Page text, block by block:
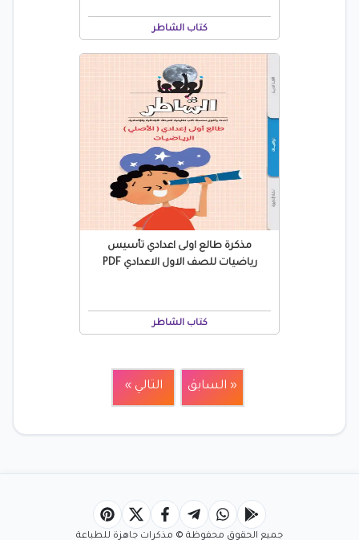
كتاب الشاطر
مذكرة طالع اولى اعدادي تأسيس
رياضيات للصف الاول الاعدادي PDF
كتاب الشاطر
« السابق التالي »
جميع الحقوق محفوظة © مذكرات جاهزة للطباعة